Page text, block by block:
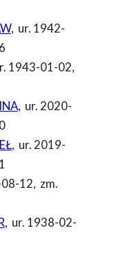
, ur. 1942-
1943-01-02,
, ur. 2020-
, ur. 2019-
12, zm.
, ur. 1938-02-